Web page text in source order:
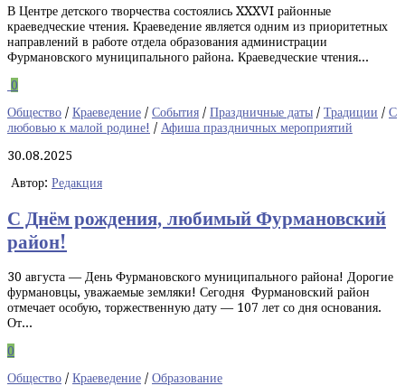
В Центре детского творчества состоялись XXXVI районные
краеведческие чтения. Краеведение является одним из приоритетных
направлений в работе отдела образования администрации
Фурмановского муниципального района. Краеведческие чтения...
0
Общество / Краеведение / События / Праздничные даты / Традиции / С
любовью к малой родине! / Афиша праздничных мероприятий
30.08.2025
Автор: Редакция
С Днём рождения, любимый Фурмановский
район!
30 августа — День Фурмановского муниципального района! Дорогие
фурмановцы, уважаемые земляки! Сегодня Фурмановский район
отмечает особую, торжественную дату — 107 лет со дня основания.
От...
0
Общество / Краеведение / Образование